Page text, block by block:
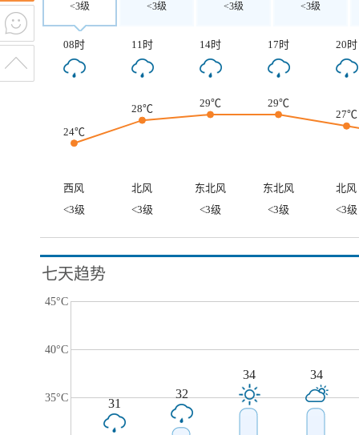
<3级 <3级 <3级 <3级
08时 11时 14时 17时 20时
24℃
28℃ 29℃
29℃
27℃
西风 北风 东北风 东北风
北风
<3级
<3级 <3级 <3级 <3级
七天趋势
45°C
40°C
35°C 31
32
34 34